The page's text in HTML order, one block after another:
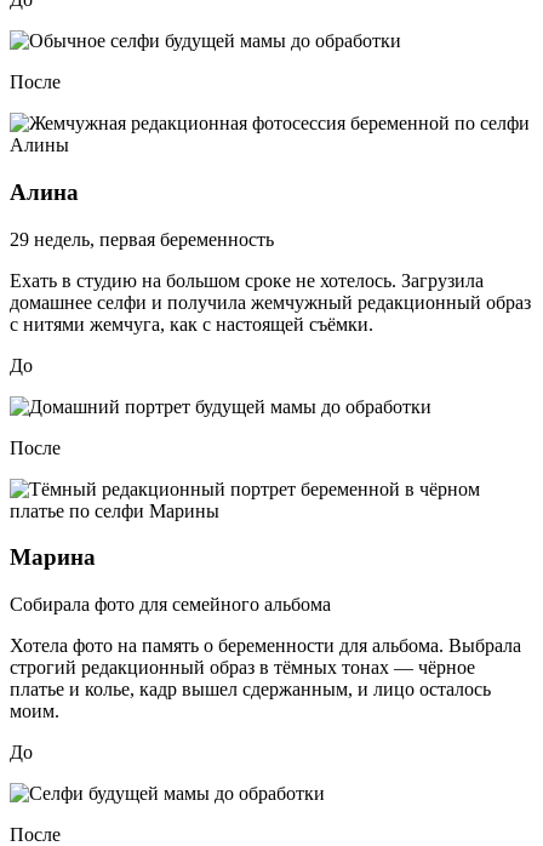
После
Алина
29 недель, первая беременность
Ехать в студию на большом сроке не хотелось. Загрузила
домашнее селфи и получила жемчужный редакционный образ
с нитями жемчуга, как с настоящей съёмки.
До
После
Марина
Собирала фото для семейного альбома
Хотела фото на память о беременности для альбома. Выбрала
строгий редакционный образ в тёмных тонах — чёрное
платье и колье, кадр вышел сдержанным, и лицо осталось
моим.
До
После